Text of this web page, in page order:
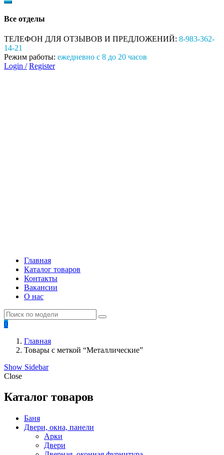
Все отделы
ТЕЛЕФОН ДЛЯ ОТЗЫВОВ И ПРЕДЛОЖЕНИЙ: 8-983-362-
14-21
Режим работы: ежедневно с 8 до 20 часов
Login / Register
Главная
Каталог товаров
Контакты
Вакансии
О нас
0
Главная
Товары с меткой “Металлические”
Show Sidebar
Close
Каталог товаров
Баня
Двери, окна, панели
Арки
Двери